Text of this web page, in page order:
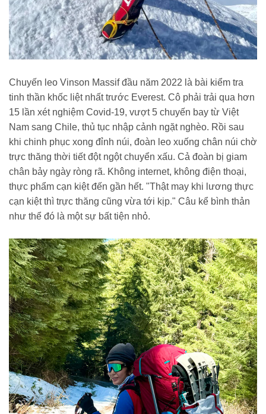
Chuyến leo Vinson Massif đầu năm 2022 là bài kiểm tra
tinh thần khốc liệt nhất trước Everest. Cô phải trải qua hơn
15 lần xét nghiệm Covid-19, vượt 5 chuyến bay từ Việt
Nam sang Chile, thủ tục nhập cảnh ngặt nghèo. Rồi sau
khi chinh phục xong đỉnh núi, đoàn leo xuống chân núi chờ
trực thăng thời tiết đột ngột chuyển xấu. Cả đoàn bị giam
chân bảy ngày ròng rã. Không internet, không điện thoại,
thực phẩm cạn kiệt đến gần hết. "Thật may khi lương thực
cạn kiệt thì trực thăng cũng vừa tới kịp." Câu kể bình thản
như thể đó là một sự bất tiện nhỏ.